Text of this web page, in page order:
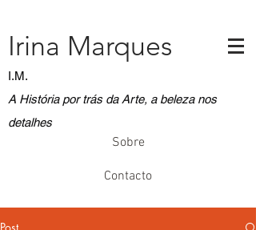
A História por trás da Arte, a beleza nos
detalhes
Irina Marques
I.M.
Sobre
Contacto